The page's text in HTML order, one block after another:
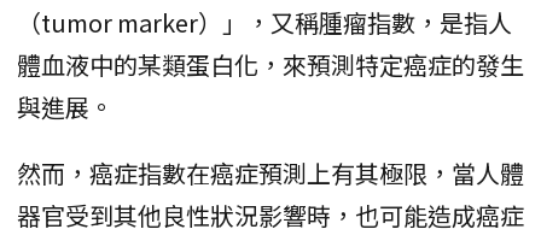
（tumor marker）」，又稱腫瘤指數，是指人
體血液中的某類蛋白化，來預測特定癌症的發生
與進展。
然而，癌症指數在癌症預測上有其極限，當人體
器官受到其他良性狀況影響時，也可能造成癌症